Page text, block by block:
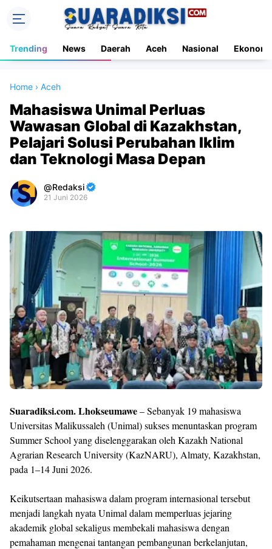
Trending News Daerah Aceh Nasional Ekonomi
Home › Aceh
Mahasiswa Unimal Perluas
Wawasan Global di Kazakhstan,
Pelajari Solusi Perubahan Iklim
dan Teknologi Masa Depan
Redaksi
21 Juni 2026
By
Raushan
Design
With
Shroff
Templates
Suaradiksi.com. Lhokseumawe– Sebanyak 19 mahasiswa
Universitas Malikussaleh (Unimal) sukses menuntaskan program
Summer School yang diselenggarakan oleh Kazakh National
Agrarian Research University (KazNARU), Almaty, Kazakhstan,
pada 1–14 Juni 2026.
Keikutsertaan mahasiswa dalam program internasional tersebut
menjadi langkah nyata Unimal dalam memperluas jejaring
akademik global sekaligus membekali mahasiswa dengan
pemahaman mengenai tantangan pembangunan berkelanjutan,